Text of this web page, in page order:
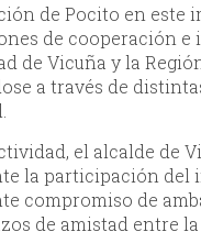
de Pocito en este
de cooperación
de Vicuña y la
a través de
el alcalde de
la participación del
compromiso de
de amistad entre la